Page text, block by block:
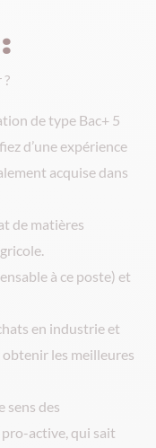
de type Bac+ 5
d’une expérience
acquise dans
de matières
à ce poste) et
en industrie et
les meilleures
sens des
active, qui sait